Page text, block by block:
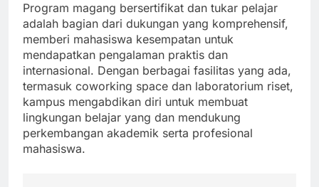
Program magang bersertifikat dan tukar pelajar
adalah bagian dari dukungan yang komprehensif,
memberi mahasiswa kesempatan untuk
mendapatkan pengalaman praktis dan
internasional. Dengan berbagai fasilitas yang ada,
termasuk coworking space dan laboratorium riset,
kampus mengabdikan diri untuk membuat
lingkungan belajar yang dan mendukung
perkembangan akademik serta profesional
mahasiswa.